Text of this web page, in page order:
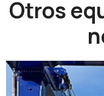
Otros